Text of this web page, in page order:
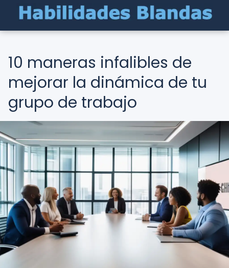
10 maneras infalibles de
mejorar la dinámica de tu
grupo de trabajo